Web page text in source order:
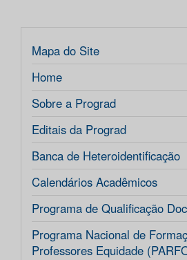
Mapa do Site
Home
Sobre a Prograd
Editais da Prograd
Banca de Heteroidentificação
Calendários Acadêmicos
Programa de Qualificação
Programa Nacional de
Professores Equidade